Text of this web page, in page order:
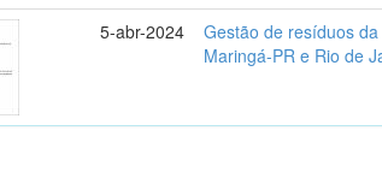
5-abr-2024
Gestão de resíduos
Maringá-PR e Rio de